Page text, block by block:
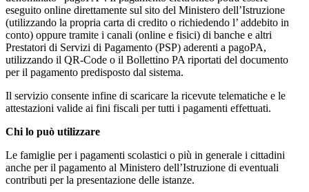
eseguito online direttamente sul sito del Ministero dell’Istruzione
(utilizzando la propria carta di credito o richiedendo l’ addebito in
conto) oppure tramite i canali (online e fisici) di banche e altri
Prestatori di Servizi di Pagamento (PSP) aderenti a pagoPA,
utilizzando il QR-Code o il Bollettino PA riportati del documento
per il pagamento predisposto dal sistema.
Il servizio consente infine di scaricare la ricevute telematiche e le
attestazioni valide ai fini fiscali per tutti i pagamenti effettuati.
Chi lo può utilizzare
Le famiglie per i pagamenti scolastici o più in generale i cittadini
anche per il pagamento al Ministero dell’Istruzione di eventuali
contributi per la presentazione delle istanze.